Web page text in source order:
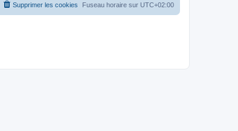
Fuseau horaire sur UTC+02:00
Supprimer les cookies